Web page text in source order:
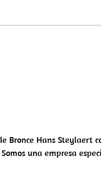
Hans Steylaert
una empresa